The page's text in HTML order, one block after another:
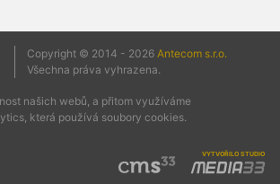
Copyright © 2014 - 2026 Antecom s.r.o.
Všechna práva vyhrazena.
našich webů, a přitom využíváme
která používá soubory cookies.
vytvořilo studio